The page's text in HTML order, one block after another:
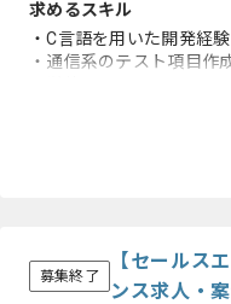
求めるスキル
・C言語を用いた開発経験
・通信系のテスト項目作
募集終了
【セールス
ンス求人・